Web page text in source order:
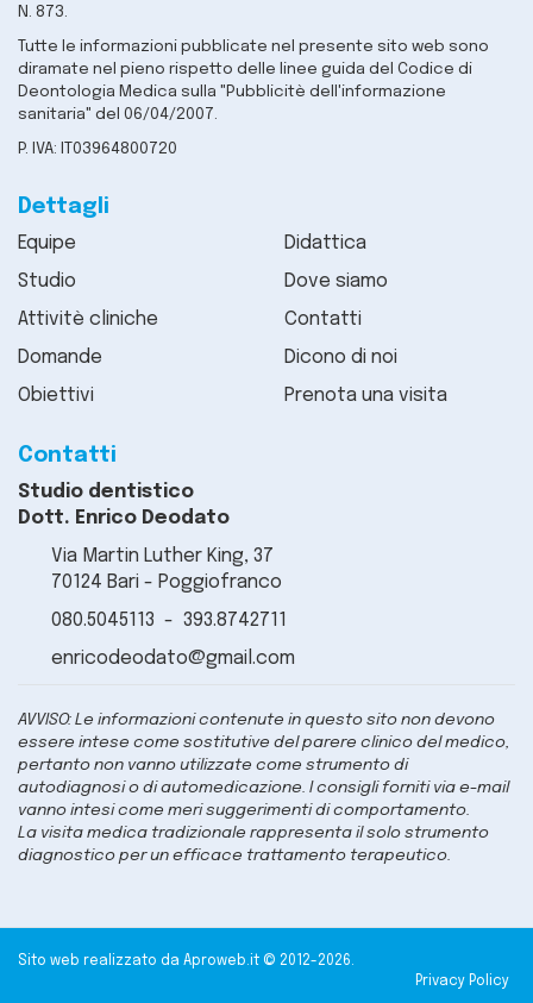
N. 873.
Tutte le informazioni pubblicate nel presente sito web sono
diramate nel pieno rispetto delle linee guida del Codice di
Deontologia Medica sulla "Pubblicitè dell'informazione
sanitaria" del 06/04/2007.
P. IVA: IT03964800720
Dettagli
Equipe
Studio
Attivitè cliniche
Domande
Obiettivi
Didattica
Dove siamo
Contatti
Dicono di noi
Prenota una visita
Contatti
Studio dentistico
Dott. Enrico Deodato
Via Martin Luther King, 37
70124 Bari - Poggiofranco
080.5045113 - 393.8742711
enricodeodato@gmail.com
AVVISO: Le informazioni contenute in questo sito non devono
essere intese come sostitutive del parere clinico del medico,
pertanto non vanno utilizzate come strumento di
autodiagnosi o di automedicazione. I consigli forniti via e-mail
vanno intesi come meri suggerimenti di comportamento.
La visita medica tradizionale rappresenta il solo strumento
diagnostico per un efficace trattamento terapeutico.
Sito web realizzato da Aproweb.it © 2012-2026.
Privacy Policy